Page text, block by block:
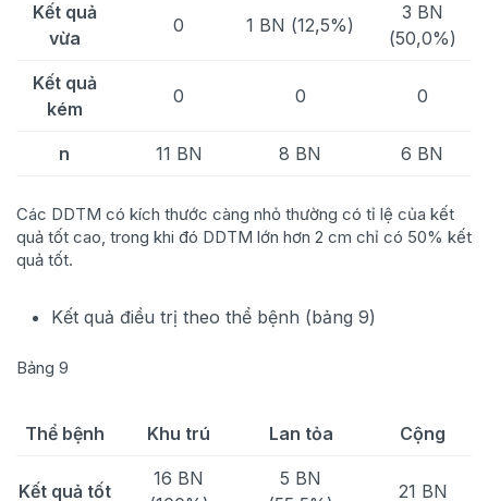
Kết quả
vừa
0 1 BN (12,5%)
3 BN
(50,0%)
Kết quả
kém
0 0 0
n 11 BN 8 BN 6 BN
Các DDTM có kích thước càng nhỏ thường có tỉ lệ của kết
quả tốt cao, trong khi đó DDTM lớn hơn 2 cm chỉ có 50% kết
quả tốt.
Kết quả điều trị theo thể bệnh (bảng 9)
Bảng 9
Thể bệnh Khu trú Lan tỏa Cộng
Kết quả tốt
16 BN
5 BN
21 BN